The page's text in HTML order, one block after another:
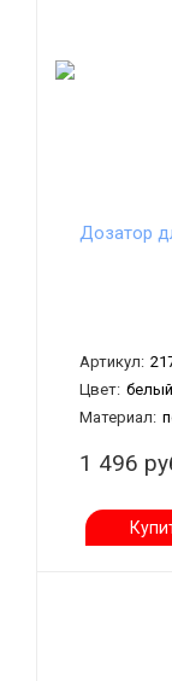
Дозатор
Артикул:
Цвет: белый
Материал:
1 496